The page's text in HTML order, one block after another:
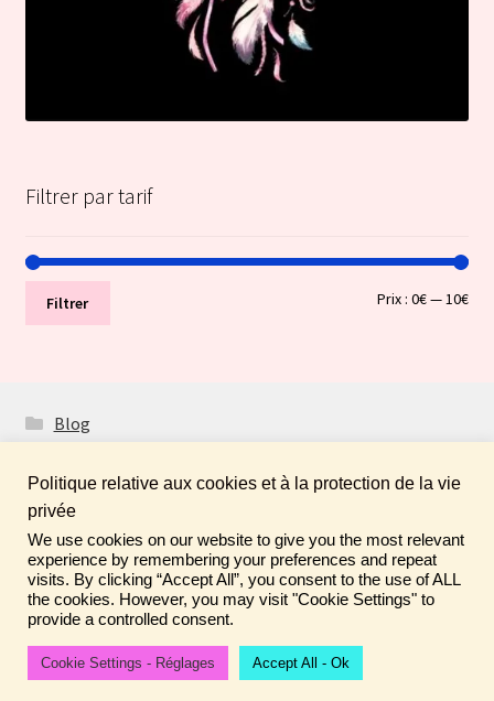
Fais de ta vie un rêve ! N'oublie pas de laisser un
commentaire sur tes achats pour aider la communauté ♡
Ignorer
Filtrer par tarif
Prix
Prix
Filtrer Prix :0€—10€
Blog
© Boutique Atelier Maloet 2026
À propos & CGV
Built with WooCommerce.
Politique relative aux cookies et à la protection de la vie
privée
We use cookies on our website to give you the most relevant
experience by remembering your preferences and repeat
visits. By clicking “Accept All”, you consent to the use of ALL
the cookies. However, you may visit "Cookie Settings" to
provide a controlled consent.
Cookie Settings - Réglages Accept All - Ok